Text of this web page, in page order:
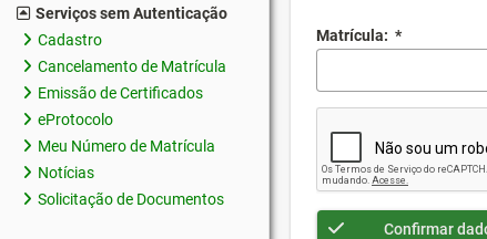
Serviços sem Autenticação
Cadastro
Cancelamento de Matrícula
Emissão de Certificados
eProtocolo
Meu Número de Matrícula
Notícias
Solicitação de Documentos
Matrícula: *
Confirmar